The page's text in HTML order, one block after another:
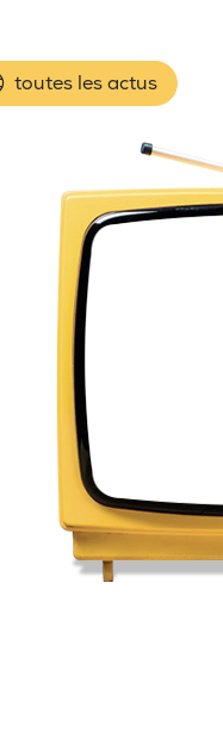
toutes les actus